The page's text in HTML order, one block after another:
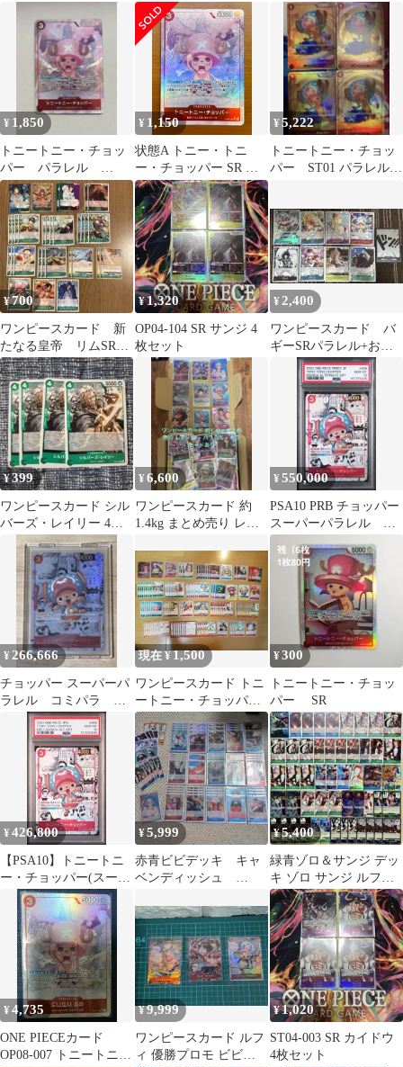
チョッパー ワンピカー
ド
ル)(スーパーパラレル)
(コミックパラレル・コ
ミパラ・漫画背景) P-
SR EB01-006 1枚
¥ 1,850
トニートニー・チョッ
パー パラレル
OP08-007
¥ 1,150
状態A トニー・トニ
ー・チョッパー SR パ
ラレル OP08-007 ★
ONE PIECE ワンピース
カードゲーム
¥5,222
トニートニー・チョッ
パー ST01 パラレル
¥700
ワンピースカード 新
たなる皇帝 リムSRパ
ラレル オデッセイ
デッキパーツ
¥1,320
OP04-104 SR サンジ 4
枚セット
¥ 2,400
ワンピースカード バ
ギーSRパラレル+おま
¥399
ワンピースカード シル
バーズ・レイリー 4枚
セット ST32-004
¥6,600
ワンピースカード 約
1.4kg まとめ売り レ
ラカードあり
¥550,000
PSA10 PRB チョッパー
スーパーパラレル コ
ミパラ プレミアムブ
ースター
¥ 266,666
チョッパー スーパーパ
ラレル コミパラ
EB01-006
現在 ¥1,500
ワンピースカード トニ
ートニー・チョッパー
など まとめ売り
¥300
トニートニー・チョッ
パー SR
¥426,800
【PSA10】トニートニ
ー・チョッパー(スーパ
ーパラレル/SR★){赤}
〈EB01-006〉[エクスト
ラブースター メモリア
ルコレクション] コミ
パラ
¥5,999
赤青ビビデッキ キャ
ベンディッシュ
EB03
¥5,400
緑青ゾロ＆サンジ デッ
キ ゾロ サンジ ルフィ
SECシークレット パラ
レル多数
¥4,735
ONE PIECEカード
OP08-007 トニートニ
¥9,999
ワンピースカード ルフ
ィ 優勝プロモ ビビ
¥1,020
ST04-003 SR カイドウ
4枚セット